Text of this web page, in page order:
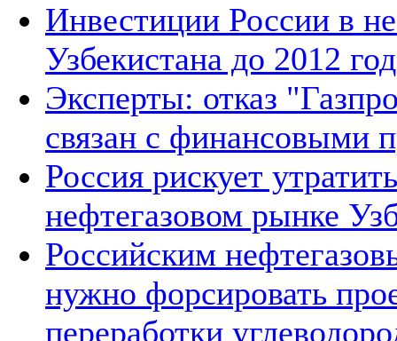
Инвестиции России в
Узбекистана до 2012
Эксперты: отказ
связан с финансовыми
Россия рискует
нефтегазовом рынке
Российским
нужно форсировать
переработки